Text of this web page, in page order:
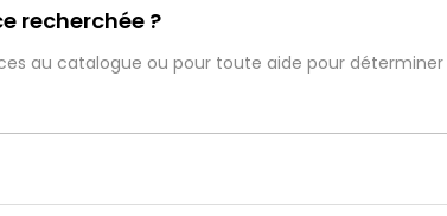
recherchée ?
au catalogue ou pour toute aide pour déterminer